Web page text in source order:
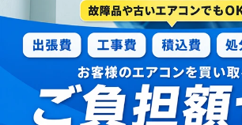
廿日市市へ無料出
最短即日 お急ぎの方はこ
050-5482-
受付：24時間年中無休（通話料